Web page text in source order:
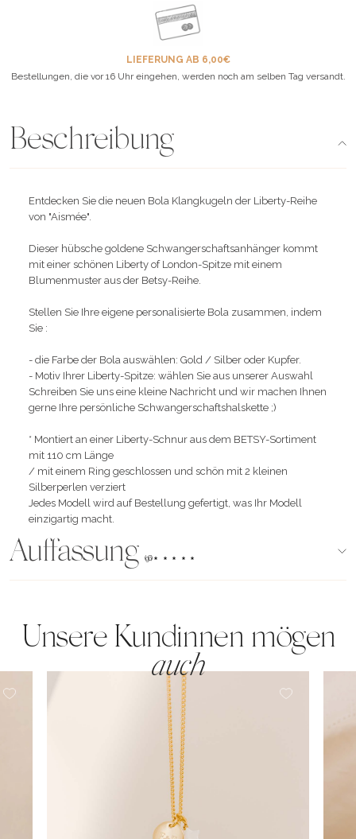
LIEFERUNG AB 6,00€
Bestellungen, die vor 16 Uhr eingehen, werden noch am selben Tag versandt.
Beschreibung
Entdecken Sie die neuen Bola Klangkugeln der Liberty-Reihe
von "Aismée".
Dieser hübsche goldene Schwangerschaftsanhänger kommt
mit einer schönen Liberty of London-Spitze mit einem
Blumenmuster aus der Betsy-Reihe.
Stellen Sie Ihre eigene personalisierte Bola zusammen, indem
Sie :
- die Farbe der Bola auswählen: Gold / Silber oder Kupfer.
- Motiv Ihrer Liberty-Spitze: wählen Sie aus unserer Auswahl
Schreiben Sie uns eine kleine Nachricht und wir machen Ihnen
gerne Ihre persönliche Schwangerschaftshalskette ;)
* Montiert an einer Liberty-Schnur aus dem BETSY-Sortiment
mit 110 cm Länge
/ mit einem Ring geschlossen und schön mit 2 kleinen
Silberperlen verziert
Jedes Modell wird auf Bestellung gefertigt, was Ihr Modell
einzigartig macht.
Auffassung(96)
Unsere Kundinnen mögen
auch